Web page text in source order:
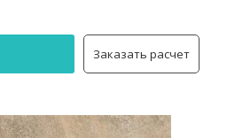
Заказать расчет